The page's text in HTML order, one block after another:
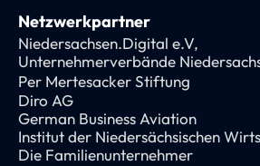
Netzwerkpartner
Niedersachsen.Digital e.V,
Unternehmerverbände
Per Mertesacker Stiftung
Diro AG
German Business Aviation
Institut der Niedersächsischen
Die Familienunternehmer